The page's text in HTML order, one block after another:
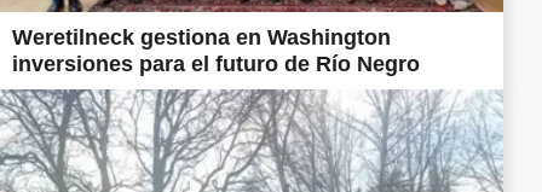
Weretilneck gestiona en Washington
inversiones para el futuro de Río Negro